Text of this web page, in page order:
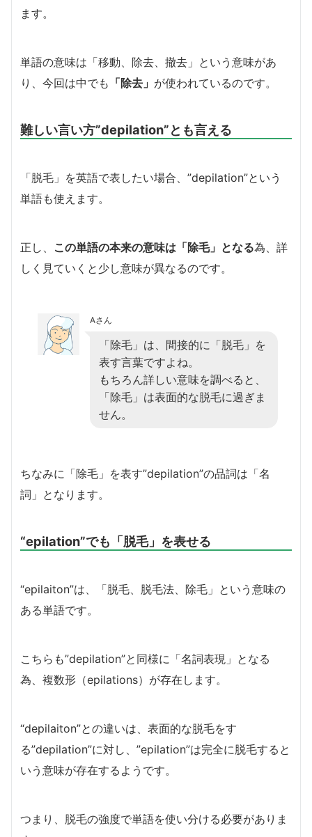
ます。
単語の意味は「移動、除去、撤去」という意味があ
り、今回は中でも 「除去」 が使われているのです。
難しい言い方”depilation”とも言える
「脱毛」を英語で表したい場合、”depilation”という
単語も使えます。
正し、 この単語の本来の意味は「除毛」となる為、詳
しく見ていくと少し意味が異なるのです。
Aさん
「除毛」は、間接的に「脱毛」を
表す言葉ですよね。
もちろん詳しい意味を調べると、
「除毛」は表面的な脱毛に過ぎま
せん。
ちなみに「除毛」を表す”depilation”の品詞は「名
詞」となります。
“epilation”でも「脱毛」を表せる
“epilaiton”は、「脱毛、脱毛法、除毛」という意味の
ある単語です。
こちらも”depilation”と同様に「名詞表現」となる
為、複数形（epilations）が存在します。
“depilaiton”との違いは、表面的な脱毛をす
る”depilation”に対し、”epilation”は完全に脱毛すると
いう意味が存在するようです。
つまり、脱毛の強度で単語を使い分ける必要がありま